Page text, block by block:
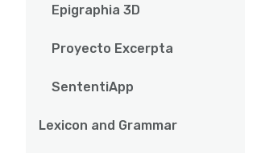
Epigraphia 3D
Proyecto Excerpta
SententiApp
Lexicon and Grammar